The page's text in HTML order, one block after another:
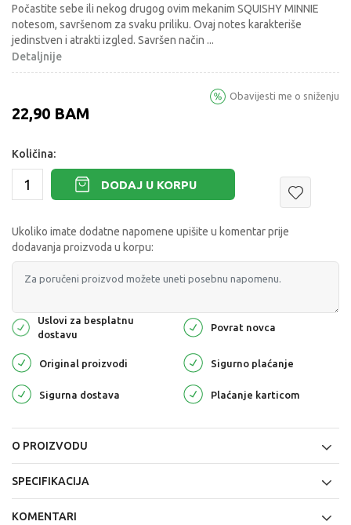
Počastite sebe ili nekog drugog ovim mekanim SQUISHY MINNIE
notesom, savršenom za svaku priliku. Ovaj notes karakteriše
jedinstven i atrakti izgled. Savršen način ...
Detaljnije
22,90 BAM
Obavijesti me o sniženju
Količina:
DODAJ U KORPU
Ukoliko imate dodatne napomene upišite u komentar prije
dodavanja proizvoda u korpu:
Uslovi za besplatnu
dostavu
Povrat novca
Original proizvodi Sigurno plaćanje
Sigurna dostava Plaćanje karticom
O PROIZVODU
SPECIFIKACIJA
KOMENTARI